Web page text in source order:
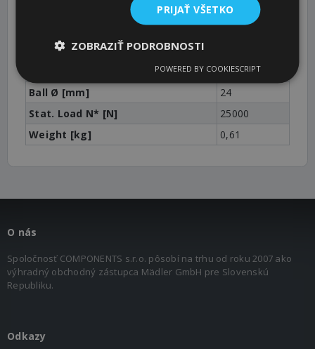
98
43
l3 [mm]
24
Ball Ø [mm]
24
Stat. Load N* [N]
25000
Weight [kg]
0,61
O nás
Spoločnosť COMPONENTS s.r.o. pôsobí na trhu od roku 2007 ako
výhradný obchodný zástupca Mädler GmbH pre Slovenskú
Republiku.
Odkazy
PRIJAŤ VŠETKO
ZOBRAZIŤ PODROBNOSTI
POWERED BY COOKIESCRIPT